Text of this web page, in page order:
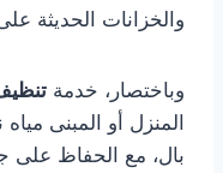
والخزانات الحديثة
وباختصار، خدمة
المنزل أو المبنى
بال، مع الحفاظ على